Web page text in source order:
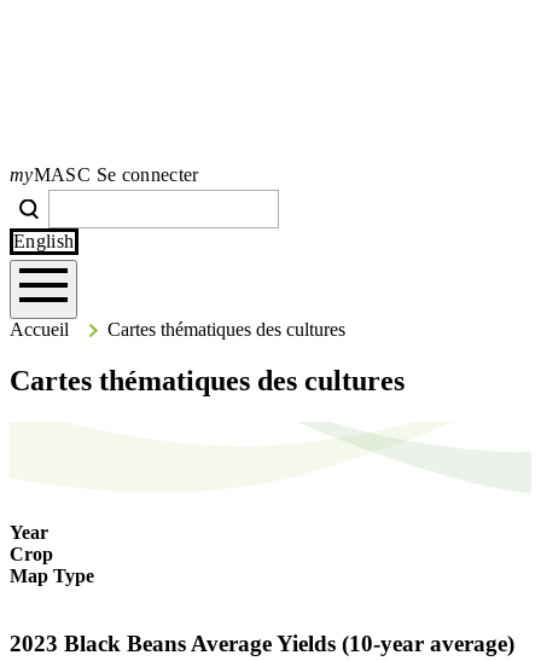
myMASC Se connecter
English
Accueil AccueilCartes thématiques des cultures
Cartes thématiques des cultures
Year
Crop
Map Type
2023 Black Beans Average Yields (10-year average)